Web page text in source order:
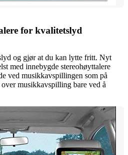
for kvalitetslyd
og gjør at du kan lytte fritt. Nyt
med innebygde stereohøyttalere
ved musikkavspillingen som på
musikkavspilling bare ved å